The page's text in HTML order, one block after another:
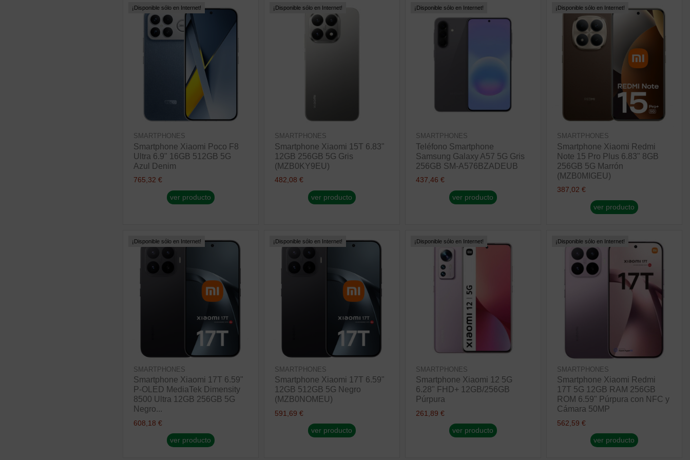
¡Disponible sólo en Internet!
SMARTPHONES
Smartphone Xiaomi Poco F8
Ultra 6.9" 16GB 512GB 5G
Azul Denim
765,32 €
ver producto
¡Disponible sólo en Internet!
SMARTPHONES
Smartphone Xiaomi 15T 6.83"
12GB 256GB 5G Gris
(MZB0KY9EU)
482,08 €
ver producto
¡Disponible sólo en Internet!
SMARTPHONES
Teléfono Smartphone
Samsung Galaxy A57 5G Gris
256GB SM-A576BZADEUB
437,46 €
ver producto
¡Disponible sólo en Internet!
SMARTPHONES
Smartphone Xiaomi Redmi
Note 15 Pro Plus 6.83" 8GB
256GB 5G Marrón
(MZB0MIGEU)
387,02 €
ver producto
¡Disponible sólo en Internet!
SMARTPHONES
Smartphone Xiaomi 17T 6.59"
P-OLED MediaTek Dimensity
8500 Ultra 12GB 256GB 5G
Negro...
608,18 €
ver producto
¡Disponible sólo en Internet!
SMARTPHONES
Smartphone Xiaomi 17T 6.59"
12GB 512GB 5G Negro
(MZB0NOMEU)
591,69 €
ver producto
¡Disponible sólo en Internet!
SMARTPHONES
Smartphone Xiaomi 12 5G
6.28" FHD+ 12GB/256GB
Púrpura
261,89 €
ver producto
¡Disponible sólo en Internet!
SMARTPHONES
Smartphone Xiaomi Redmi
17T 5G 12GB RAM 256GB
ROM 6.59" Púrpura con NFC y
Cámara 50MP
562,59 €
ver producto